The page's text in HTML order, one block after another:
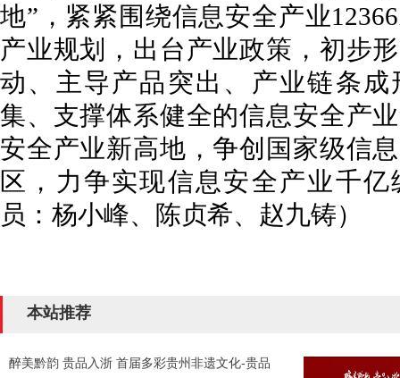
地”，紧紧围绕信息安全产业
产业规划，出台产业政策，初步
动、主导产品突出、产业链条成
集、支撑体系健全的信息安全产
安全产业新高地，争创国家级信
区，力争实现信息安全产业千
员：杨小峰、陈贞希、赵九铸）
本站推荐
醉美黔韵 贵品入浙 首届多彩贵州非遗文化-贵品